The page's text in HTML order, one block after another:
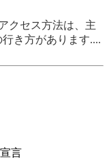
クセス方法は、主
き方があります....
言